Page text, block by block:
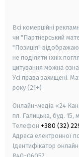
Всі комерційні
чи "Партнерський
"Позиція"
не поділяти їхніх
цитування можна
Усі права захищені.
року (21+)
Онлайн-медіа «24
пл. Галицька, буд. 15,
Телефон +380 (32)
Адреса електронної
Ідентифікатор